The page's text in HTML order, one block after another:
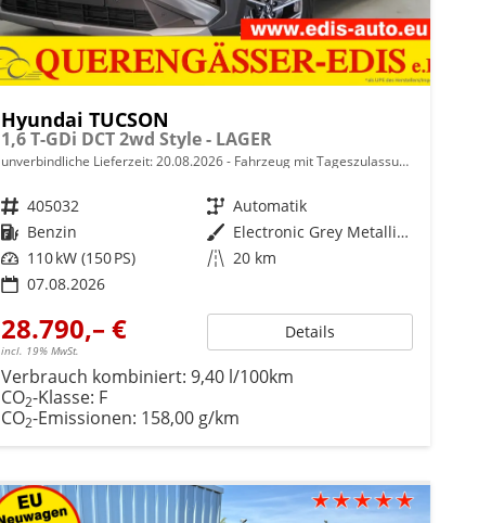
Hyundai TUCSON
1,6 T-GDi DCT 2wd Style - LAGER
unverbindliche Lieferzeit:20.08.2026 Fahrzeug mit Tageszulassung
Fahrzeugnr. 405032 Getriebe Automatik
Kraftstoff Benzin Außenfarbe
Electronic Grey Metallic ()
Leistung 110 kW (150 PS) Kilometerstand 20 km
07.08.2026
28.790,– €
incl. 19% MwSt.
Details
Verbrauch kombiniert: 9,40 l/100km
CO2-Klasse: F
CO2-Emissionen: 158,00 g/km